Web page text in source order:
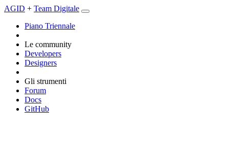
AGID + Team Digitale
Piano Triennale
Le community
Developers
Designers
Gli strumenti
Forum
Docs
GitHub